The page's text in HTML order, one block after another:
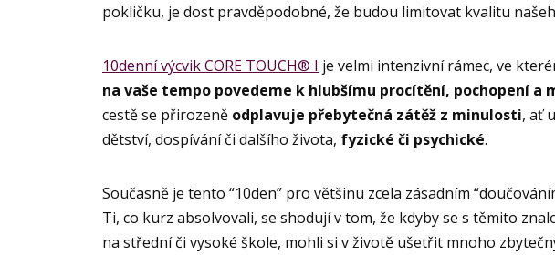
pokličku, je dost pravděpodobné, že budou limitovat kvalitu
10denní výcvik CORE TOUCH® I je velmi intenzivní rámec, ve
na vaše tempo povedeme k hlubšímu procítění, pochopení a
cestě se přirozeně odplavuje přebytečná zátěž z minulosti, ať
dětství, dospívání či dalšího života, fyzické či psychické.
Současně je tento “10den” pro většinu zcela zásadním
Ti, co kurz absolvovali, se shodují v tom, že kdyby se s těmito
na střední či vysoké škole, mohli si v životě ušetřit mnoho